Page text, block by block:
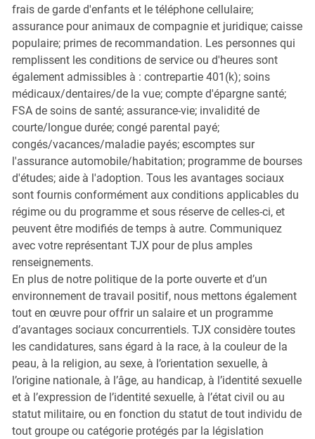
frais de garde d'enfants et le téléphone cellulaire;
assurance pour animaux de compagnie et juridique; caisse
populaire; primes de recommandation. Les personnes qui
remplissent les conditions de service ou d'heures sont
également admissibles à : contrepartie 401(k); soins
médicaux/dentaires/de la vue; compte d'épargne santé;
FSA de soins de santé; assurance-vie; invalidité de
courte/longue durée; congé parental payé;
congés/vacances/maladie payés; escomptes sur
l'assurance automobile/habitation; programme de bourses
d'études; aide à l'adoption. Tous les avantages sociaux
sont fournis conformément aux conditions applicables du
régime ou du programme et sous réserve de celles-ci, et
peuvent être modifiés de temps à autre. Communiquez
avec votre représentant TJX pour de plus amples
renseignements.
En plus de notre politique de la porte ouverte et d’un
environnement de travail positif, nous mettons également
tout en œuvre pour offrir un salaire et un programme
d’avantages sociaux concurrentiels. TJX considère toutes
les candidatures, sans égard à la race, à la couleur de la
peau, à la religion, au sexe, à l’orientation sexuelle, à
l’origine nationale, à l’âge, au handicap, à l’identité sexuelle
et à l’expression de l’identité sexuelle, à l’état civil ou au
statut militaire, ou en fonction du statut de tout individu de
tout groupe ou catégorie protégés par la législation